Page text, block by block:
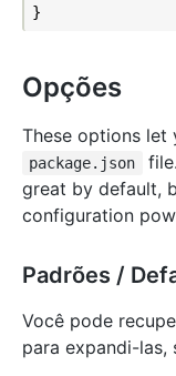
Opções
These options let
package.json
great by default,
configuration
Padrões /
Você pode
para expandi-las,